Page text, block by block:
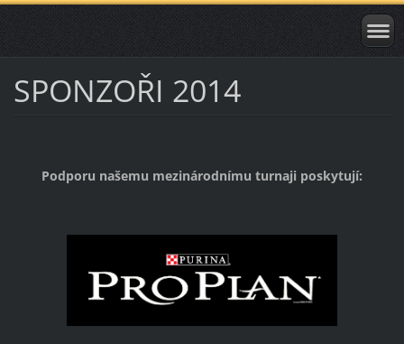
SPONZOŘI 2014
Podporu našemu mezinárodnímu turnaji poskytují: